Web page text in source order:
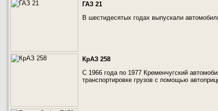
ГАЗ 21
В шестидесятых годах выпускали
КрАЗ 258
С 1966 года по 1977 Кременчугский
транспортировке грузов с помощью